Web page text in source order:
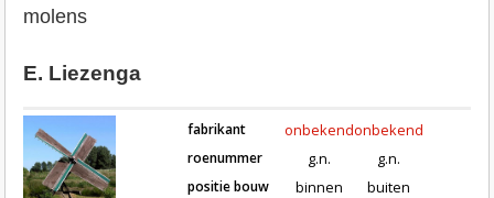
molens
E. Liezenga
fabrikant
roenummer
positie bouw
onbekend
g.n.
binnen
onbekend
g.n.
buiten